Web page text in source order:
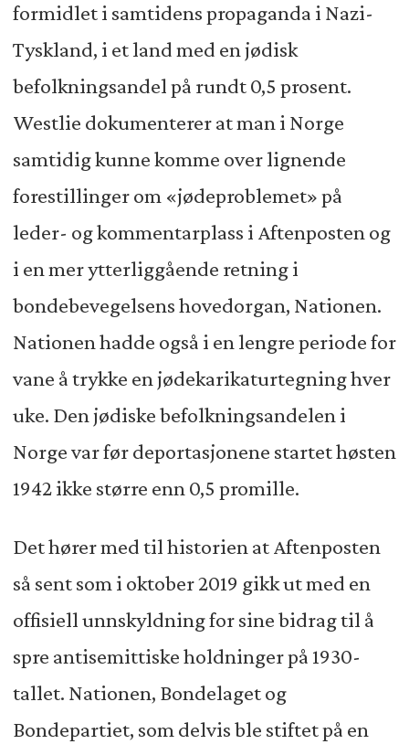
formidlet i samtidens propaganda i Nazi-
Tyskland, i et land med en jødisk
befolkningsandel på rundt 0,5 prosent.
Westlie dokumenterer at man i Norge
samtidig kunne komme over lignende
forestillinger om «jødeproblemet» på
leder- og kommentarplass i Aftenposten og
i en mer ytterliggående retning i
bondebevegelsens hovedorgan, Nationen.
Nationen hadde også i en lengre periode for
vane å trykke en jødekarikaturtegning hver
uke. Den jødiske befolkningsandelen i
Norge var før deportasjonene startet høsten
1942 ikke større enn 0,5 promille.
Det hører med til historien at Aftenposten
så sent som i oktober 2019 gikk ut med en
offisiell unnskyldning for sine bidrag til å
spre antisemittiske holdninger på 1930-
tallet. Nationen, Bondelaget og
Bondepartiet, som delvis ble stiftet på en